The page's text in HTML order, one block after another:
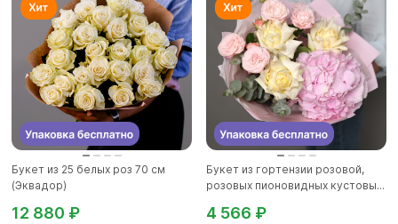
Букет из 25 белых роз 70 см
(Эквадор)
12 880 ₽
Букет из гортензии розовой,
розовых пионовидных кустовы...
4 566 ₽